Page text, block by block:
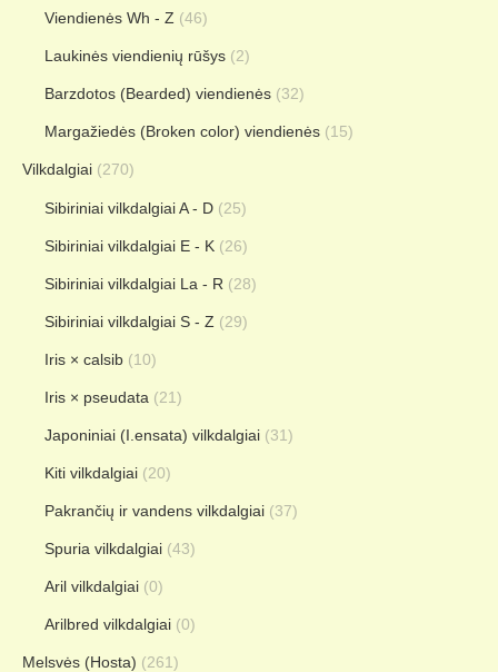
Viendienės Wh - Z (46)
Laukinės viendienių rūšys (2)
Barzdotos (Bearded) viendienės (32)
Margažiedės (Broken color) viendienės (15)
Vilkdalgiai (270)
Sibiriniai vilkdalgiai A - D (25)
Sibiriniai vilkdalgiai E - K (26)
Sibiriniai vilkdalgiai La - R (28)
Sibiriniai vilkdalgiai S - Z (29)
Iris × calsib (10)
Iris × pseudata (21)
Japoniniai (I.ensata) vilkdalgiai (31)
Kiti vilkdalgiai (20)
Pakrančių ir vandens vilkdalgiai (37)
Spuria vilkdalgiai (43)
Aril vilkdalgiai (0)
Arilbred vilkdalgiai (0)
Melsvės (Hosta) (261)